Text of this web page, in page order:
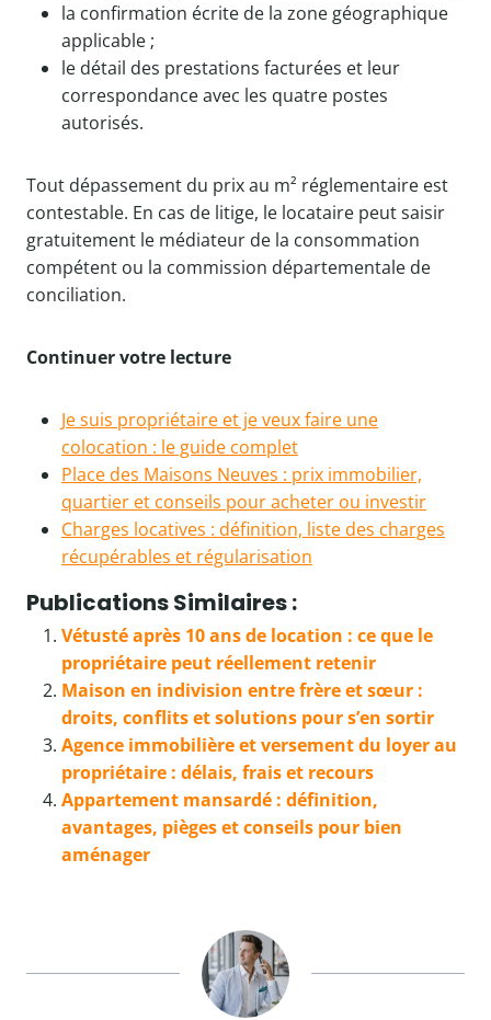
la confirmation écrite de la zone géographique
applicable ;
le détail des prestations facturées et leur
correspondance avec les quatre postes
autorisés.
Tout dépassement du prix au m² réglementaire est
contestable. En cas de litige, le locataire peut saisir
gratuitement le médiateur de la consommation
compétent ou la commission départementale de
conciliation.
Continuer votre lecture
Je suis propriétaire et je veux faire une
colocation : le guide complet
Place des Maisons Neuves : prix immobilier,
quartier et conseils pour acheter ou investir
Charges locatives : définition, liste des charges
récupérables et régularisation
Publications Similaires :
Vétusté après 10 ans de location : ce que le
propriétaire peut réellement retenir
Maison en indivision entre frère et sœur :
droits, conflits et solutions pour s’en sortir
Agence immobilière et versement du loyer au
propriétaire : délais, frais et recours
Appartement mansardé : définition,
avantages, pièges et conseils pour bien
aménager